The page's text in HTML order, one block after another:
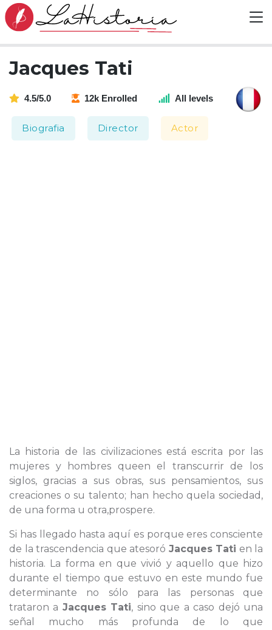
Jacques Tati
4.5/5.0 12k Enrolled All levels
Biografia Director Actor
La historia de las civilizaciones está escrita por las
mujeres y hombres queen el transcurrir de los
siglos, gracias a sus obras, sus pensamientos, sus
creaciones o su talento; han hecho quela sociedad,
de una forma u otra,prospere.
Si has llegado hasta aquí es porque eres consciente
de la trascendencia que atesoró Jacques Tati en la
historia. La forma en que vivió y aquello que hizo
durante el tiempo que estuvo en este mundo fue
determinante no sólo para las personas que
trataron a Jacques Tati, sino que a caso dejó una
señal mucho más profunda de lo que